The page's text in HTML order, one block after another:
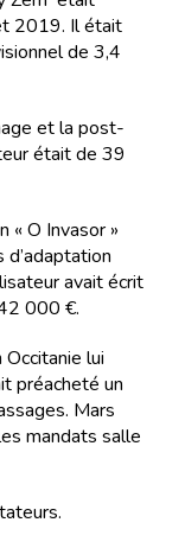
2019. Il était
de 3,4
et la post-
était de 39
« O Invasor »
avait écrit
000 €.
lui
préacheté un
Mars
mandats salle